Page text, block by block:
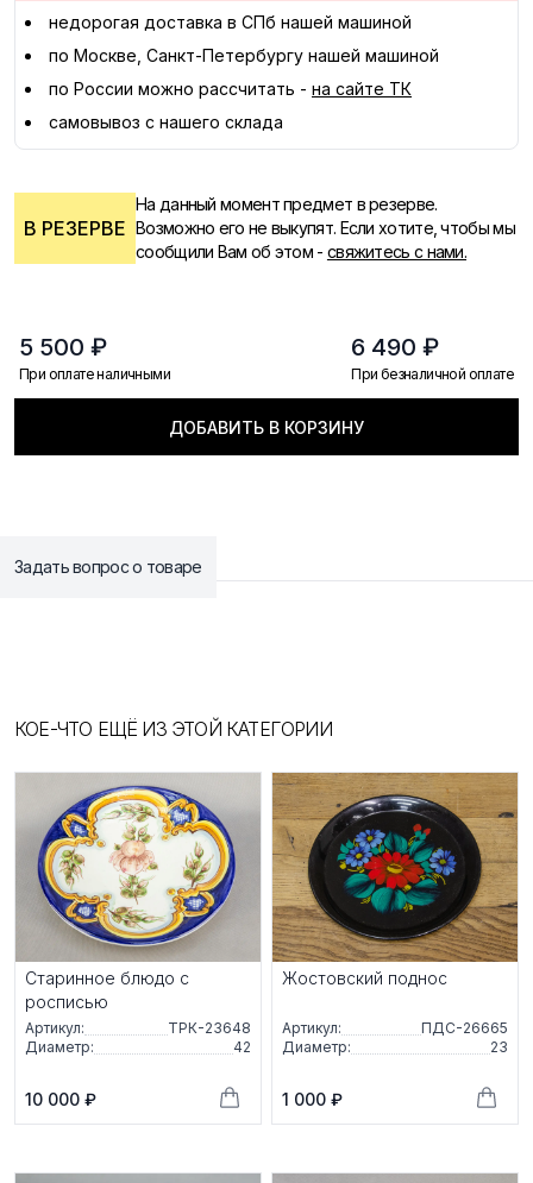
недорогая доставка в СПб нашей машиной
по Москве, Санкт-Петербургу нашей машиной
по России можно рассчитать - на сайте ТК
самовывоз с нашего склада
В РЕЗЕРВЕ
На данный момент предмет в резерве.
Возможно его не выкупят. Если хотите, чтобы мы
сообщили Вам об этом - свяжитесь с нами.
5 500 ₽
При оплате наличными
6 490 ₽
При безналичной оплате
ДОБАВИТЬ В КОРЗИНУ
Задать вопрос о товаре
КОЕ-ЧТО ЕЩЁ ИЗ ЭТОЙ КАТЕГОРИИ
Старинное блюдо с
росписью
Артикул:
ТРК-23648
Диаметр:
42
10 000 ₽
Жостовский поднос
Артикул:
ПДС-26665
Диаметр:
23
1 000 ₽